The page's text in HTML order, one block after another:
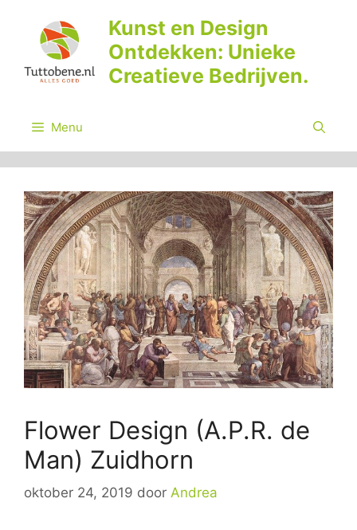
inhoud
Kunst en Design
Ontdekken: Unieke
Creatieve Bedrijven.
Menu
Flower Design (A.P.R. de
Man) Zuidhorn
oktober 24, 2019 door Andrea